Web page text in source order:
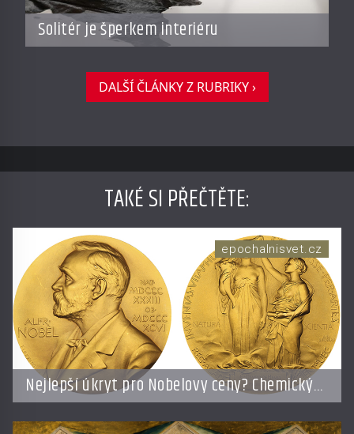
Solitér je šperkem interiéru
DALŠÍ ČLÁNKY Z RUBRIKY ›
TAKÉ SI PŘEČTĚTE:
Nejlepší úkryt pro Nobelovy ceny? Chemický
roztok!
epochalnisvet.cz